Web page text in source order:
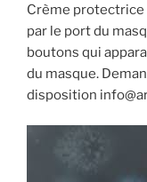
Crème protectrice
par le port du
boutons qui
du masque.
disposition